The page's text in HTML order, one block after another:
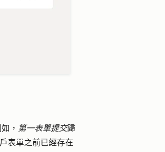
， 第一表單提交歸
表單之前已經存在